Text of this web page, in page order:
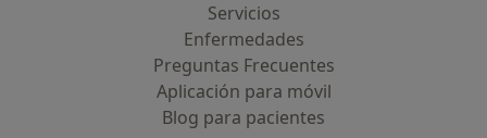
Servicios
Enfermedades
Preguntas Frecuentes
Aplicación para móvil
Blog para pacientes